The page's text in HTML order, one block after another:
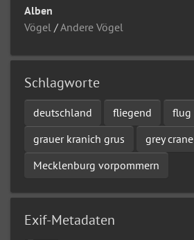
Alben
Vögel /Andere Vögel
Schlagworte
deutschland fliegend flug
grauer kranich grus
grey crane
Mecklenburg vorpommern
Exif-Metadaten